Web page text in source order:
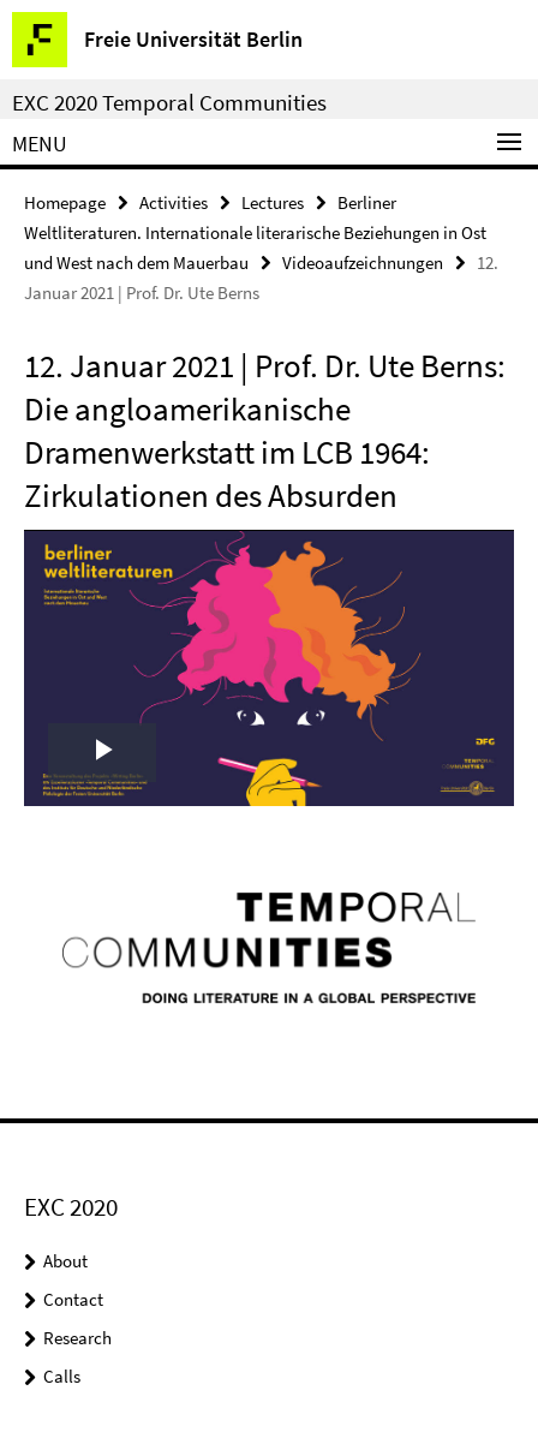
Springe
direkt
zu
Inhalt
Freie Universität Berlin
Service
Navigation
EXC 2020 Temporal Communities
MENU
Homepage Activities Lectures
Berliner
Weltliteraturen. Internationale literarische Beziehungen in Ost
und West nach dem Mauerbau
Videoaufzeichnungen
12.
Januar 2021 | Prof. Dr. Ute Berns
12. Januar 2021 | Prof. Dr. Ute Berns:
Die angloamerikanische
Dramenwerkstatt im LCB 1964:
Zirkulationen des Absurden
Play
EXC 2020
About
Contact
Research
Calls